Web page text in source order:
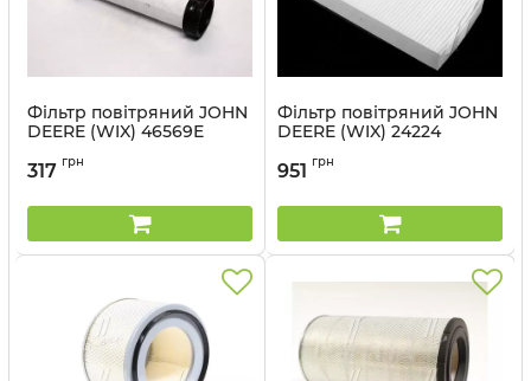
Фільтр повітряний JOHN
DEERE (WIX) 46569E
317 грн
Фільтр повітряний JOHN
DEERE (WIX) 24224
951 грн